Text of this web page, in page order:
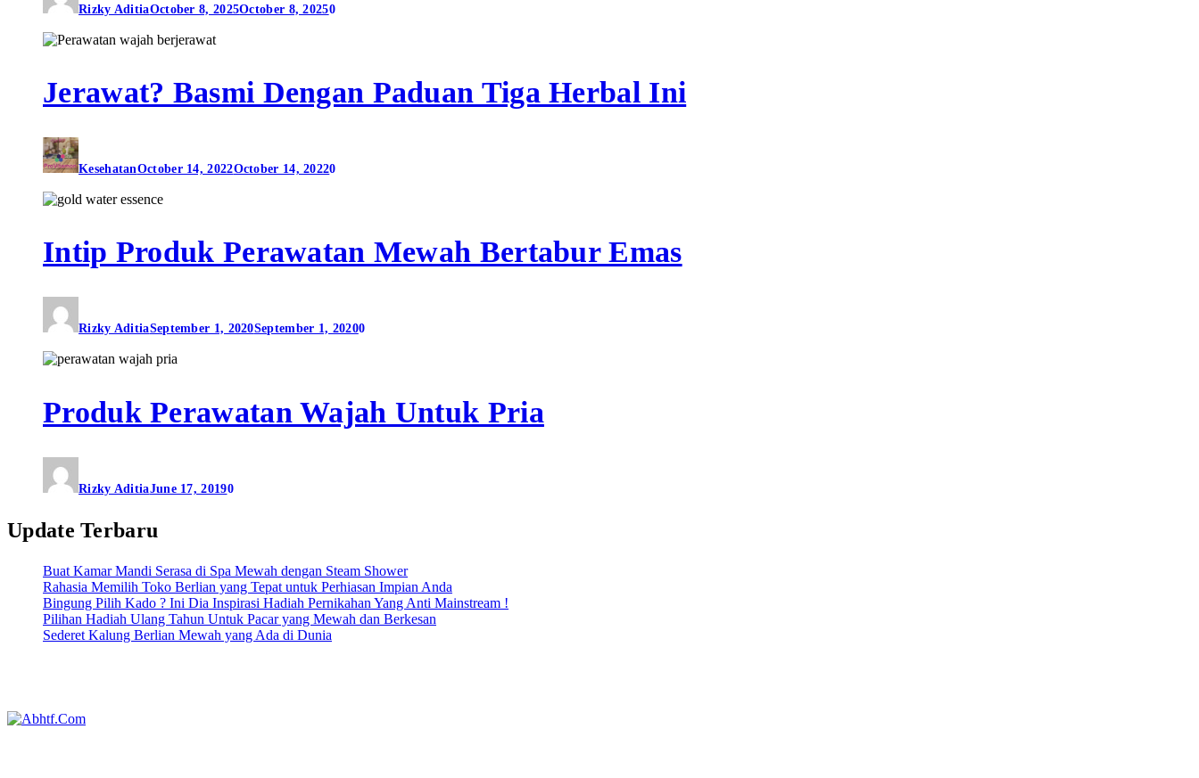
Rizky AditiaOctober 8, 2025October 8, 20250
Jerawat? Basmi Dengan Paduan Tiga Herbal Ini
KesehatanOctober 14, 2022October 14, 20220
Intip Produk Perawatan Mewah Bertabur Emas
Rizky AditiaSeptember 1, 2020September 1, 20200
Produk Perawatan Wajah Untuk Pria
Rizky AditiaJune 17, 20190
Update Terbaru
Buat Kamar Mandi Serasa di Spa Mewah dengan Steam Shower
Rahasia Memilih Toko Berlian yang Tepat untuk Perhiasan Impian Anda
Bingung Pilih Kado ? Ini Dia Inspirasi Hadiah Pernikahan Yang Anti Mainstream !
Pilihan Hadiah Ulang Tahun Untuk Pacar yang Mewah dan Berkesan
Sederet Kalung Berlian Mewah yang Ada di Dunia